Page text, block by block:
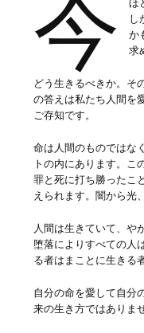
今
ほ
し
か
求
どう生きるべきか。そ
の答えは私たち人間を
ご存知です。
命は人間のものではな
トの内にあります。こ
罪と死に打ち勝ったこ
えられます。闇から光
人間は生きていて、や
堕落によりすべての人
る者はまことに生きる
自分の命を愛して自分
来の生き方ではありま